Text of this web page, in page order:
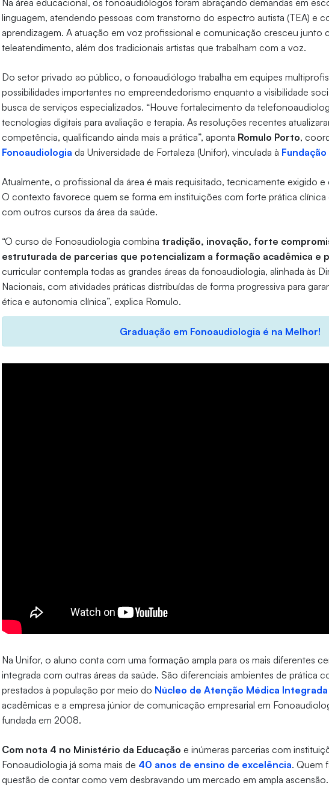
Na área educacional, os fonoaudiólogos foram abraçando demandas em
linguagem, atendendo pessoas com transtorno do espectro autista (TEA) e
aprendizagem. A atuação em voz profissional e comunicação cresceu junto
teleatendimento, além dos tradicionais artistas que trabalham com a voz.
Do setor privado ao público, o fonoaudiólogo trabalha em equipes
possibilidades importantes no empreendedorismo enquanto a visibilidade
busca de serviços especializados. “Houve fortalecimento da
tecnologias digitais para avaliação e terapia. As resoluções recentes
competência, qualificando ainda mais a prática”, aponta Romulo Porto,
Fonoaudiologia da Universidade de Fortaleza (Unifor), vinculada à
Atualmente, o profissional da área é mais requisitado, tecnicamente exigido
O contexto favorece quem se forma em instituições com forte prática clínica
com outros cursos da área da saúde.
“O curso de Fonoaudiologia combina tradição, inovação, forte
estruturada de parcerias que potencializam a formação acadêmica e
curricular contempla todas as grandes áreas da fonoaudiologia, alinhada às
Nacionais, com atividades práticas distribuídas de forma progressiva para
ética e autonomia clínica”, explica Romulo.
Graduação em Fonoaudiologia é na Melhor!
Na Unifor, o aluno conta com uma formação ampla para os mais diferentes
integrada com outras áreas da saúde. São diferenciais ambientes de prática
prestados à população por meio do Núcleo de Atenção Médica Integrada
acadêmicas e a empresa júnior de comunicação empresarial em
fundada em 2008.
Com nota 4 no Ministério da Educação e inúmeras parcerias com
Fonoaudiologia já soma mais de 40 anos de ensino de excelência. Quem
questão de contar como vem desbravando um mercado em ampla ascensão.